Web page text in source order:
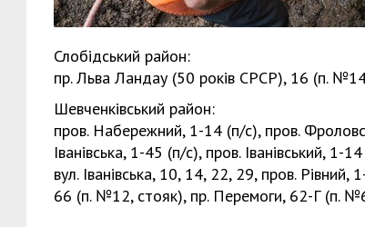
Слобідський район:
пр. Льва Ландау (50 років СРСР), 16 (п.
Шевченківський район:
пров. Набережний, 1-14 (п/с), пров.
Іванівська, 1-45 (п/с), пров. Іванівський,
вул. Іванівська, 10, 14, 22, 29, пров.
66 (п. №12, стояк), пр. Перемоги, 62-Г (п.